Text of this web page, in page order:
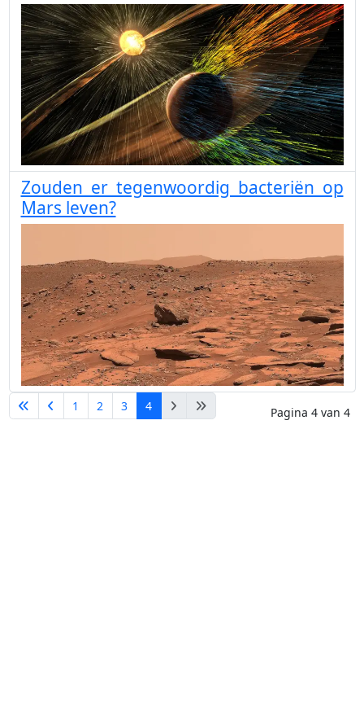
Zouden er tegenwoordig bacteriën op
Mars leven?
Pagina 4 van 4
1 2 3 4